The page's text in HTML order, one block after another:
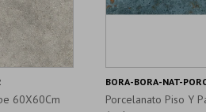
60X60Cm
Porcelanato Piso Y
BORA-BORA-NAT-